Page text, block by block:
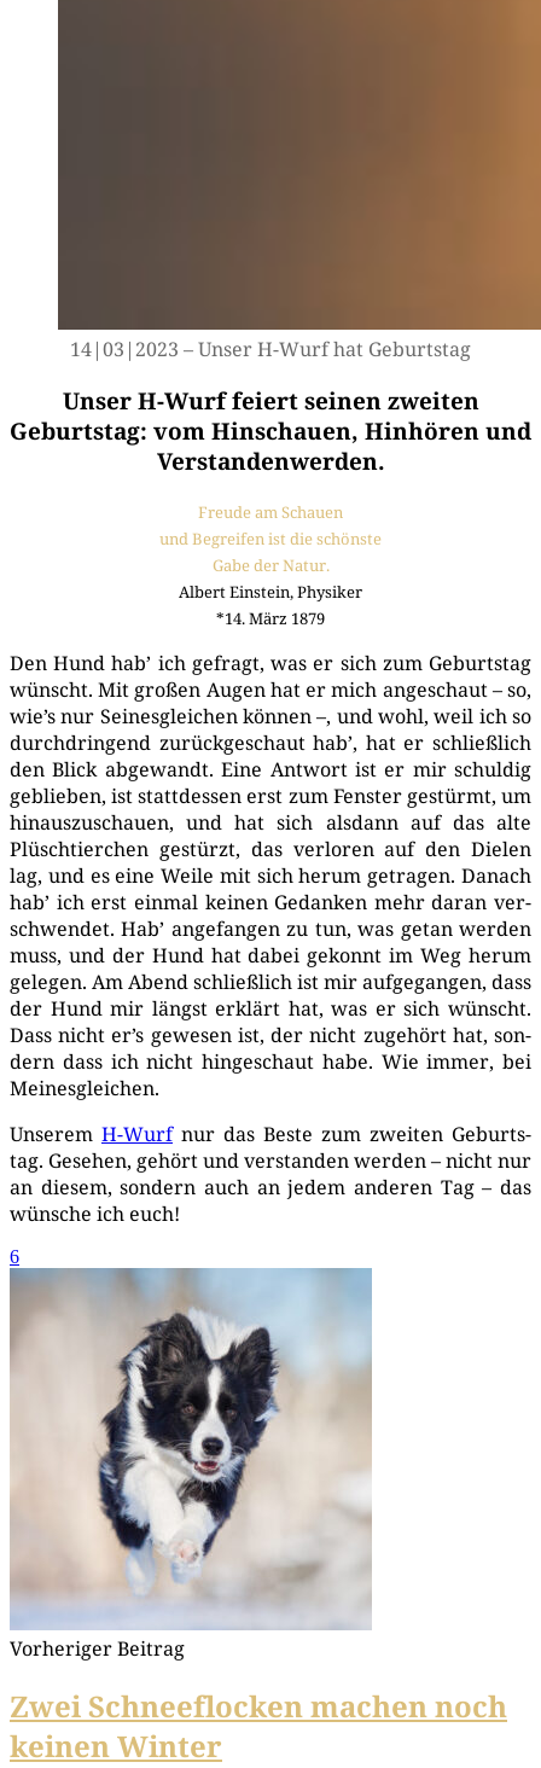
14|03|2023 – Unser H-Wurf hat Geburtstag
Unser H-Wurf feiert seinen zweiten
Geburtstag: vom Hinschauen, Hinhören und
Verstandenwerden.
Freu­de am Schauen
und Begrei­fen ist die schönste
Gabe der Natur.
Albert Ein­stein, Physiker
*14. März 1879
Den Hund hab’ ich gefragt, was er sich zum Geburts­tag
wünscht. Mit gro­ßen Augen hat er mich ange­schaut – so,
wie’s nur Sei­nes­glei­chen kön­nen –, und wohl, weil ich so
durch­drin­gend zurück­ge­schaut hab’, hat er schließ­lich
den Blick abge­wandt. Eine Ant­wort ist er mir schul­dig
geblie­ben, ist statt­des­sen erst zum Fens­ter gestürmt, um
hin­aus­zu­schau­en, und hat sich als­dann auf das alte
Plüsch­tier­chen gestürzt, das ver­lo­ren auf den Die­len
lag, und es eine Wei­le mit sich her­um getra­gen. Danach
hab’ ich erst ein­mal kei­nen Gedan­ken mehr dar­an ver­
schwen­det. Hab’ ange­fan­gen zu tun, was getan wer­den
muss, und der Hund hat dabei gekonnt im Weg her­um
gele­gen. Am Abend schließ­lich ist mir auf­ge­gan­gen, dass
der Hund mir längst erklärt hat, was er sich wünscht.
Dass nicht er’s gewe­sen ist, der nicht zuge­hört hat, son­
dern dass ich nicht hin­ge­schaut habe. Wie immer, bei
Meinesgleichen.
Unse­rem H-Wurfnur das Bes­te zum zwei­ten Geburts­
tag. Gese­hen, gehört und ver­stan­den wer­den – nicht nur
an die­sem, son­dern auch an jedem ande­ren Tag – das
wün­sche ich euch!
6
Vorheriger Beitrag
Zwei Schneeflocken machen noch
keinen Winter